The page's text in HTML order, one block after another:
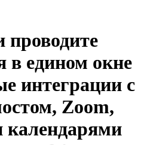
проводите
в едином окне
интеграции с
Zoom,
календарями